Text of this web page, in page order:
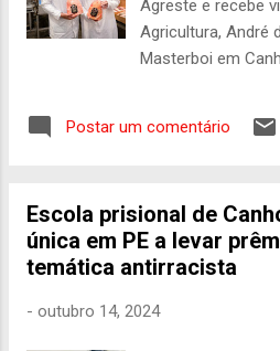
Agreste e recebe
Agricultura, André
Masterboi em
do Ministério da
de 700 para 920
Paralelamente, a
novo investimento
principais
Postar um comentário
Escola prisional de
única em PE a levar
temática antirracista
- outubro 14, 2024